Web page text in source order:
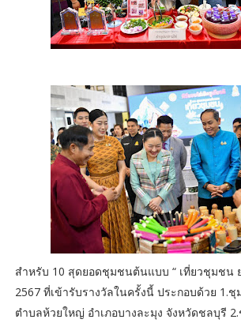
สำหรับ 10 สุดยอดชุมชนต้นแบบ “ เที่ยวชุมชน
2567 ที่เข้ารับรางวัลในครั้งนี้ ประกอบด้วย 1.
ตำบลห้วยใหญ่ อำเภอบางละมุง จังหวัดชลบุรี